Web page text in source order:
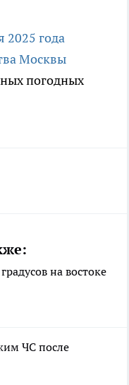
2025 года
Москвы
погодных
на востоке
ЧС после